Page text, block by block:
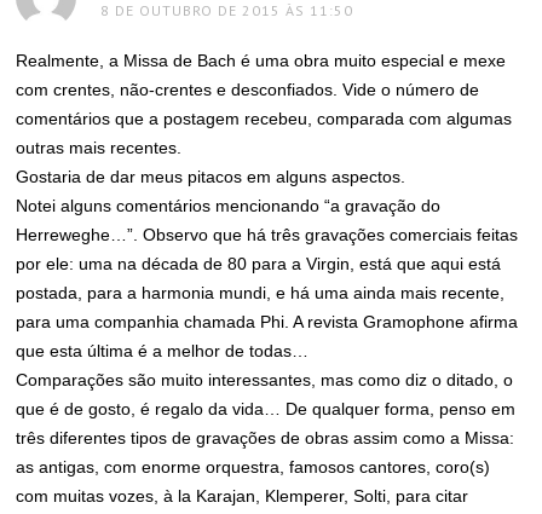
8 DE OUTUBRO DE 2015 ÀS 11:50
Realmente, a Missa de Bach é uma obra muito especial e mexe
com crentes, não-crentes e desconfiados. Vide o número de
comentários que a postagem recebeu, comparada com algumas
outras mais recentes.
Gostaria de dar meus pitacos em alguns aspectos.
Notei alguns comentários mencionando “a gravação do
Herreweghe…”. Observo que há três gravações comerciais feitas
por ele: uma na década de 80 para a Virgin, está que aqui está
postada, para a harmonia mundi, e há uma ainda mais recente,
para uma companhia chamada Phi. A revista Gramophone afirma
que esta última é a melhor de todas…
Comparações são muito interessantes, mas como diz o ditado, o
que é de gosto, é regalo da vida… De qualquer forma, penso em
três diferentes tipos de gravações de obras assim como a Missa:
as antigas, com enorme orquestra, famosos cantores, coro(s)
com muitas vozes, à la Karajan, Klemperer, Solti, para citar